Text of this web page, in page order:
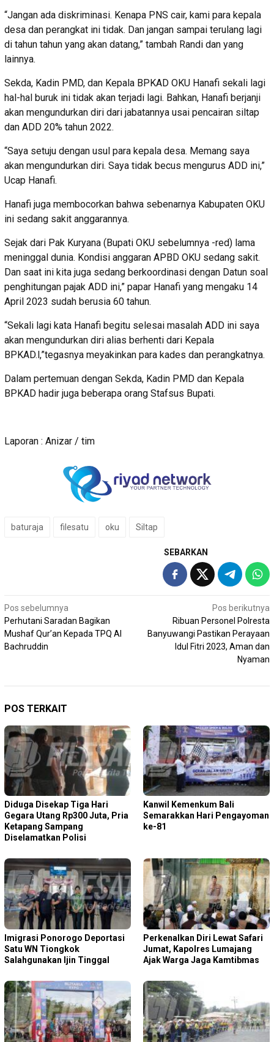
“Jangan ada diskriminasi. Kenapa PNS cair, kami para kepala
desa dan perangkat ini tidak. Dan jangan sampai terulang lagi
di tahun tahun yang akan datang,” tambah Randi dan yang
lainnya.
Sekda, Kadin PMD, dan Kepala BPKAD OKU Hanafi sekali lagi
hal-hal buruk ini tidak akan terjadi lagi. Bahkan, Hanafi berjanji
akan mengundurkan diri dari jabatannya usai pencairan siltap
dan ADD 20% tahun 2022.
“Saya setuju dengan usul para kepala desa. Memang saya
akan mengundurkan diri. Saya tidak becus mengurus ADD ini,”
Ucap Hanafi.
Hanafi juga membocorkan bahwa sebenarnya Kabupaten OKU
ini sedang sakit anggarannya.
Sejak dari Pak Kuryana (Bupati OKU sebelumnya -red) lama
meninggal dunia. Kondisi anggaran APBD OKU sedang sakit.
Dan saat ini kita juga sedang berkoordinasi dengan Datun soal
penghitungan pajak ADD ini,” papar Hanafi yang mengaku 14
April 2023 sudah berusia 60 tahun.
“Sekali lagi kata Hanafi begitu selesai masalah ADD ini saya
akan mengundurkan diri alias berhenti dari Kepala
BPKAD.l,”tegasnya meyakinkan para kades dan perangkatnya.
Dalam pertemuan dengan Sekda, Kadin PMD dan Kepala
BPKAD hadir juga beberapa orang Stafsus Bupati.
Laporan : Anizar / tim
baturaja filesatu oku Siltap
SEBARKAN
Navigasi
pos
Pos sebelumnya
Perhutani Saradan Bagikan
Mushaf Qur’an Kepada TPQ Al
Bachruddin
Pos berikutnya
Ribuan Personel Polresta
Banyuwangi Pastikan Perayaan
Idul Fitri 2023, Aman dan
Nyaman
POS TERKAIT
Diduga Disekap Tiga Hari
Gegara Utang Rp300 Juta, Pria
Ketapang Sampang
Diselamatkan Polisi
Kanwil Kemenkum Bali
Semarakkan Hari Pengayoman
ke-81
Imigrasi Ponorogo Deportasi
Satu WN Tiongkok
Salahgunakan Ijin Tinggal
Perkenalkan Diri Lewat Safari
Jumat, Kapolres Lumajang
Ajak Warga Jaga Kamtibmas